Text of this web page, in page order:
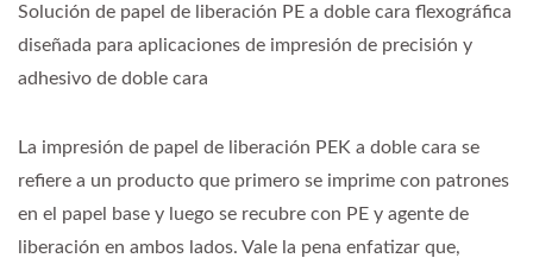
Solución de papel de liberación PE a doble cara flexográfica
diseñada para aplicaciones de impresión de precisión y
adhesivo de doble cara
La impresión de papel de liberación PEK a doble cara se
refiere a un producto que primero se imprime con patrones
en el papel base y luego se recubre con PE y agente de
liberación en ambos lados. Vale la pena enfatizar que,